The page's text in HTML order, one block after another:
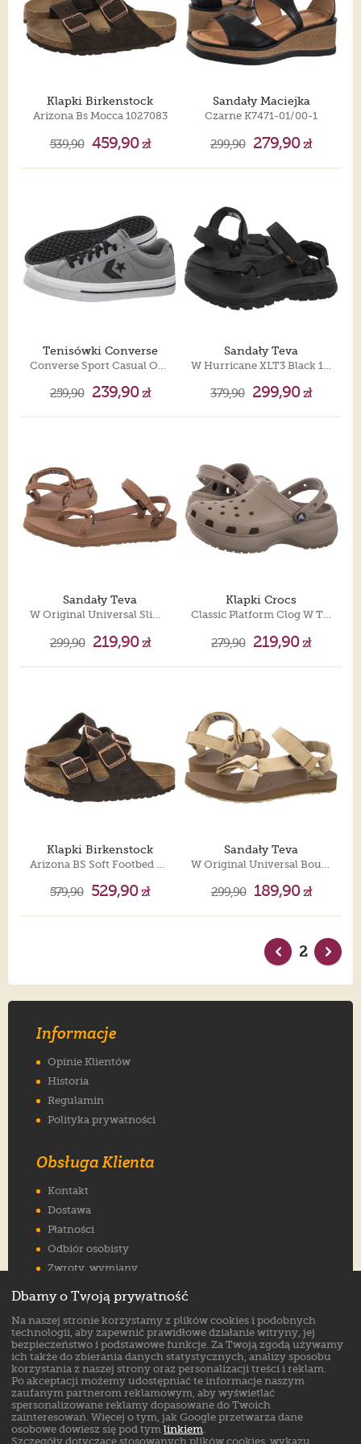
Klapki Birkenstock
Arizona Bs Mocca 1027083
539,90 459,90zł
Sandały Maciejka
Czarne K7471-01/00-1
299,90 279,90zł
Tenisówki Converse
259,90 239,90zł
Sandały Teva
379,90 299,90zł
Sandały Teva
W Original Universal Slim Tigers Eye 1150110-TEY
299,90 219,90zł
Klapki Crocs
Classic Platform Clog W Taupe 206750-214
279,90 219,90zł
Klapki Birkenstock
579,90 529,90zł
Sandały Teva
299,90 189,90zł
2
Informacje
Opinie Klientów
Historia
Regulamin
Polityka prywatności
Obsługa Klienta
Kontakt
Dostawa
Płatności
Odbiór osobisty
Zwroty, wymiany
Jak wybrać rozmiar
FAQ
Znajdź nas na:
Dbamy o Twoją prywatność
Na naszej stronie korzystamy z plików cookies i podobnych
technologii, aby zapewnić prawidłowe działanie witryny, jej
bezpieczeństwo i podstawowe funkcje. Za Twoją zgodą używamy
ich także do zbierania danych statystycznych, analizy sposobu
korzystania z naszej strony oraz personalizacji treści i reklam.
Po akceptacji możemy udostępniać te informacje naszym
zaufanym partnerom reklamowym, aby wyświetlać
spersonalizowane reklamy dopasowane do Twoich
zainteresowań. Więcej o tym, jak Google przetwarza dane
osobowe dowiesz się pod tym linkiem.
Szczegóły dotyczące stosowanych plików cookies, wykazu